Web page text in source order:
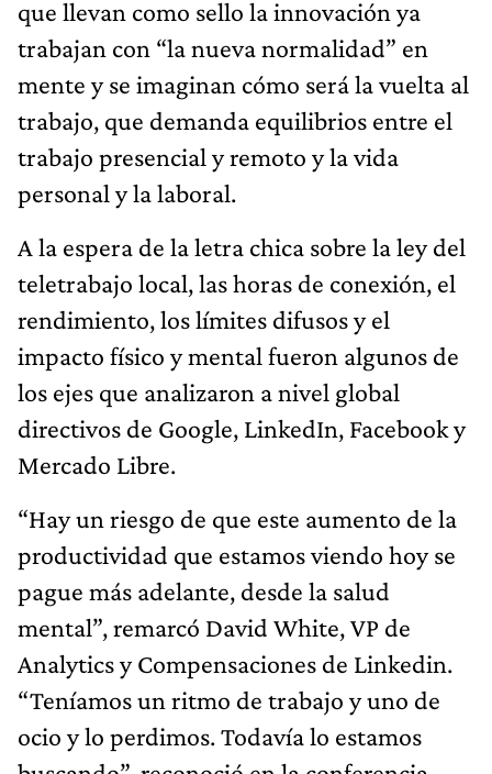
que llevan como sello la innovación ya
trabajan con “la nueva normalidad” en
mente y se imaginan cómo será la vuelta al
trabajo, que demanda equilibrios entre el
trabajo presencial y remoto y la vida
personal y la laboral.
A la espera de la letra chica sobre la ley del
teletrabajo local, las horas de conexión, el
rendimiento, los límites difusos y el
impacto físico y mental fueron algunos de
los ejes que analizaron a nivel global
directivos de Google, LinkedIn, Facebook y
Mercado Libre.
“Hay un riesgo de que este aumento de la
productividad que estamos viendo hoy se
pague más adelante, desde la salud
mental”, remarcó David White, VP de
Analytics y Compensaciones de Linkedin.
“Teníamos un ritmo de trabajo y uno de
ocio y lo perdimos. Todavía lo estamos